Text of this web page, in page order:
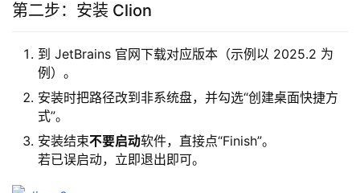
第二步：安装 Clion
到 JetBrains 官网下载对应版本（示例以 2025.2 为
例）。
安装时把路径改到非系统盘，并勾选“创建桌面快捷方
式”。
安装结束不要启动软件，直接点“Finish”。
若已误启动，立即退出即可。